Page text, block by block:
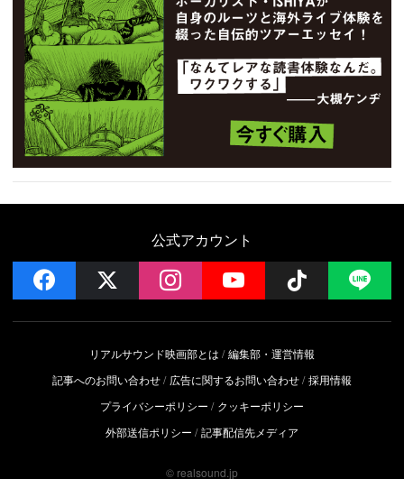
公式アカウント
facebook instagramYouTube Follow
リアルサウンド映画部とは
編集部・運営情報
記事へのお問い合わせ
広告に関するお問い合わせ 採用情報
プライバシーポリシー
クッキーポリシー
外部送信ポリシー
記事配信先メディア
© realsound.jp